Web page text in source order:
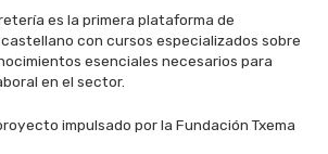
es la primera plataforma de
con cursos especializados sobre
esenciales necesarios para
en el sector.
impulsado por la Fundación Txema